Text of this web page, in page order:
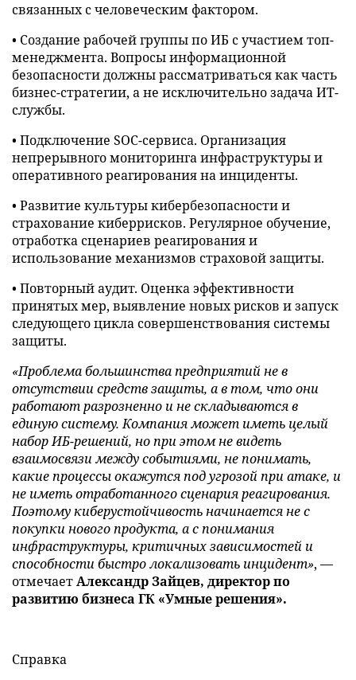
связанных с человеческим фактором.
• Создание рабочей группы по ИБ с участием топ-
менеджмента. Вопросы информационной
безопасности должны рассматриваться как часть
бизнес-стратегии, а не исключительно задача ИТ-
службы.
• Подключение SOC-сервиса. Организация
непрерывного мониторинга инфраструктуры и
оперативного реагирования на инциденты.
• Развитие культуры кибербезопасности и
страхование киберрисков. Регулярное обучение,
отработка сценариев реагирования и
использование механизмов страховой защиты.
• Повторный аудит. Оценка эффективности
принятых мер, выявление новых рисков и запуск
следующего цикла совершенствования системы
защиты.
«Проблема большинства предприятий не в
отсутствии средств защиты, а в том, что они
работают разрозненно и не складываются в
единую систему. Компания может иметь целый
набор ИБ-решений, но при этом не видеть
взаимосвязи между событиями, не понимать,
какие процессы окажутся под угрозой при атаке, и
не иметь отработанного сценария реагирования.
Поэтому киберустойчивость начинается не с
покупки нового продукта, а с понимания
инфраструктуры, критичных зависимостей и
способности быстро локализовать инцидент», —
отмечаетАлександр Зайцев, директор по
развитию бизнеса ГК «Умные решения».
Справка